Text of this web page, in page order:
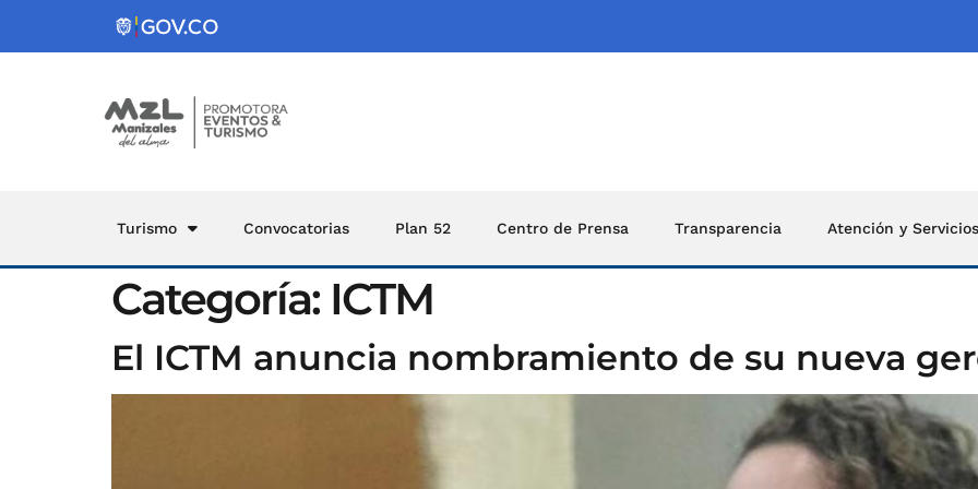
Turismo Convocatorias Plan 52 Centro de Prensa Transparencia Atención y
Categoría: ICTM
El ICTM anuncia nombramiento de su nueva